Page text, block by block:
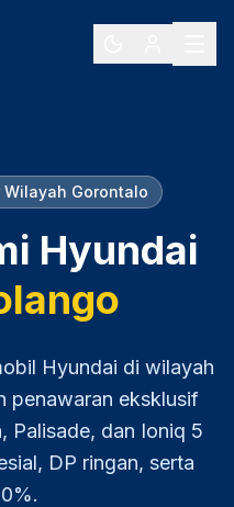
Wilayah Gorontalo
Hyundai
Hyundai di wilayah
penawaran eksklusif
Palisade, dan Ioniq 5
DP ringan, serta